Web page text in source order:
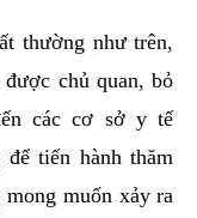
thường như trên,
chủ quan, bỏ
các cơ sở y tế
tiến hành thăm
muốn xảy ra